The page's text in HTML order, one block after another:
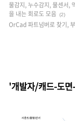
물감지, 누수감지, 물센서,
을 내는 회로도 모음 (2)
OrCad 파트넘버로 찾기,
'개발자/캐드-도